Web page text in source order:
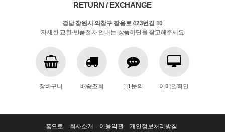
RETURN / EXCHANGE
경남 창원시 의창구 팔용로 423번길 10
자세한 교환·반품절차 안내는 상품하단을 참고해주세요
장바구니 배송조회 1:1문의 이메일확인
홈으로 회사소개 이용약관 개인정보처리방침